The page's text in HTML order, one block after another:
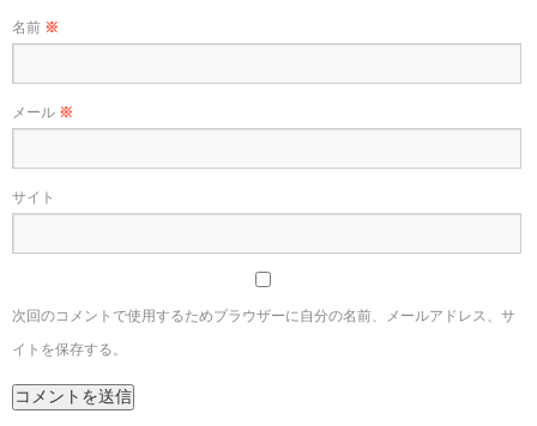
名前 ※
メール ※
サイト
次回のコメントで使用するためブラウザーに自分の名前、メールアドレス、サ
イトを保存する。